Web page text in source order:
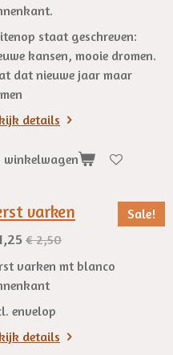
staat geschreven:
kansen, mooie dromen.
dat nieuwe jaar maar
details
winkelwagen
Sale!
varken
€ 2,50
varken mt blanco
envelop
details